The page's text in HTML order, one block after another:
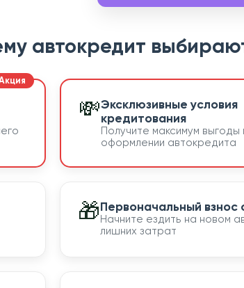
автокредит
💸Эксклюзивные условия
кредитования
Получите максимум выгоды
оформлении автокредита
🎁Первоначальный взнос
Начните ездить на новом
лишних затрат